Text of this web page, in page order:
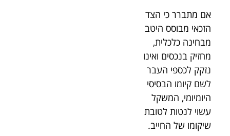
אם מתברר כי הצד
הזכאי מבוסס היטב
מבחינה כלכלית,
מחזיק בנכסים ואינו
נזקק לכספי העבר
לשם קיומו הבסיסי
היומיומי, המשקל
עשוי לנטות לטובת
שיקומו של החייב.